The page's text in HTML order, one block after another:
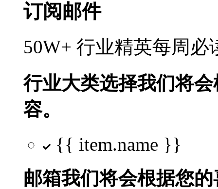
订阅邮件
50W+ 行业精英每周
行业大类选择我们将
容。
{{ item.name }}
邮箱我们将会根据您